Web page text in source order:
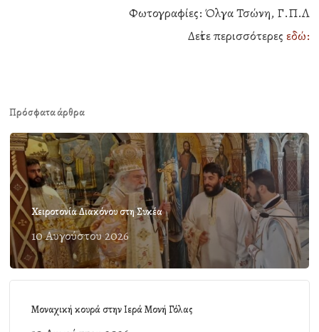
Φωτογραφίες: Όλγα Τσώνη, Γ.Π.Λ
Δεἰτε περισσότερες εδώ:
Πρόσφατα άρθρα
Χειροτονία Διακόνου στη Συκέα
10 Αυγούστου 2026
Μοναχική κουρά στην Ιερά Μονή Γόλας